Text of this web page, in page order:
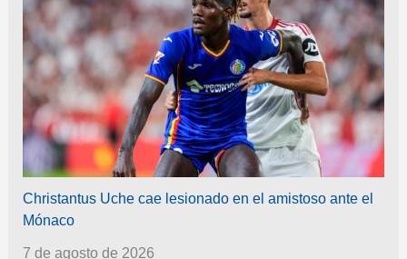
Christantus Uche cae lesionado en el amistoso ante el
Mónaco
7 de agosto de 2026